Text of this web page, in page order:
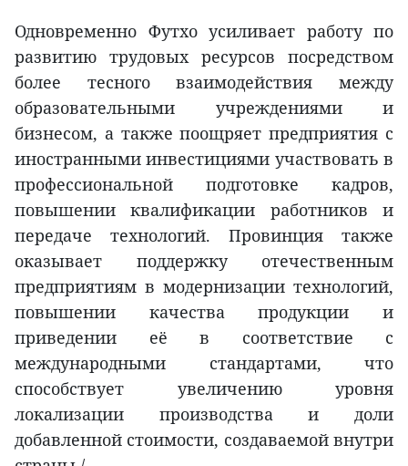
Одновременно Футхо усиливает работу по
развитию трудовых ресурсов посредством
более тесного взаимодействия между
образовательными учреждениями и
бизнесом, а также поощряет предприятия с
иностранными инвестициями участвовать в
профессиональной подготовке кадров,
повышении квалификации работников и
передаче технологий. Провинция также
оказывает поддержку отечественным
предприятиям в модернизации технологий,
повышении качества продукции и
приведении её в соответствие с
международными стандартами, что
способствует увеличению уровня
локализации производства и доли
добавленной стоимости, создаваемой внутри